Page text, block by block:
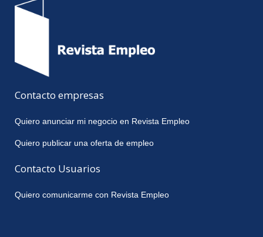
Contacto empresas
Quiero anunciar mi negocio en Revista Empleo
Quiero publicar una oferta de empleo
Contacto Usuarios
Quiero comunicarme con Revista Empleo